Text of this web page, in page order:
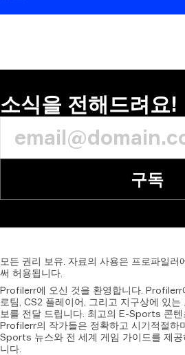
소식을 전해드려요!
구독
모든 권리 보유. 자료의 사용은 프로파일러
써 허용됩니다.
Profilerr에 오신 것을 환영합니다. Profilerr
로팀, CS2 플레이어, 그리고 지구상에 있
보를 전달 드립니다. 최고의 E-Sports 콘텐
Profilerr의 작가들은 정확하고 시기적절하
Sports 뉴스와 전 세계 게임 가이드를 제
니다.